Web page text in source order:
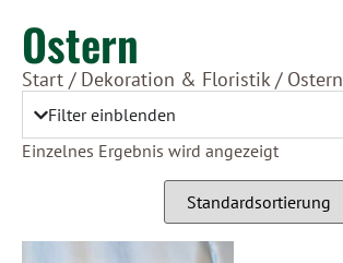
Ostern
Start / Dekoration & Floristik/ Ostern
Filter einblenden
Einzelnes Ergebnis wird angezeigt